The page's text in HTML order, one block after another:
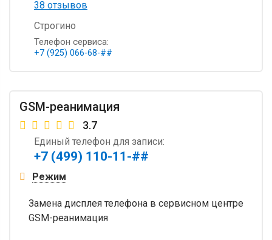
38 отзывов
Строгино
Телефон сервиса:
+7 (925) 066-68-##
GSM-реанимация
3.7
Единый телефон для записи:
+7 (499) 110-11-##
Режим
Замена дисплея телефона в сервисном центре
GSM-реанимация